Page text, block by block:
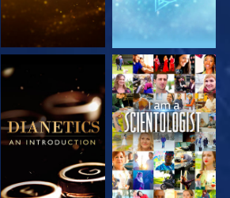
UTFORSKA
SERIEN
TITTA